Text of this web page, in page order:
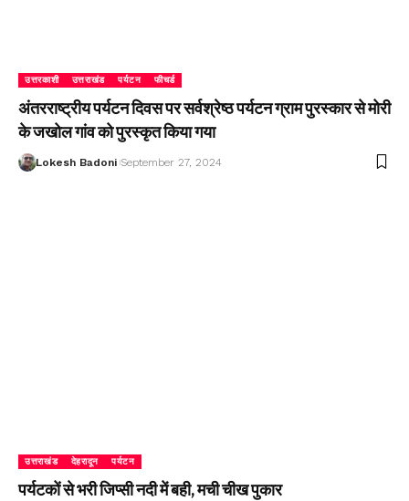
उत्तरकाशी उत्तराखंड पर्यटन फीचर्ड
अंतरराष्ट्रीय पर्यटन दिवस पर सर्वश्रेष्ठ पर्यटन ग्राम पुरस्कार से मोरी
के जखोल गांव को पुरस्कृत किया गया
Lokesh Badoni September 27, 2024
उत्तराखंड देहरादून पर्यटन
पर्यटकों से भरी जिप्सी नदी में बही, मची चीख पुकार